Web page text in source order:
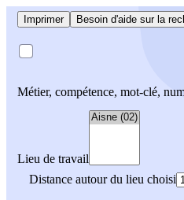
Imprimer Besoin d'aide sur la
Métier, compétence, mot-clé,
Lieu de travail
Distance autour du lieu choisi